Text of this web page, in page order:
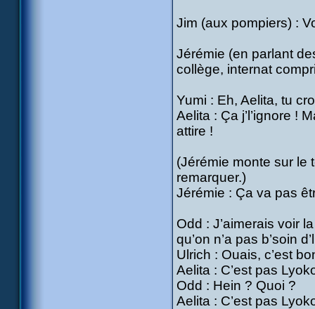
Jim (aux pompiers) :
Jérémie (en parlant
collège, internat
Yumi : Eh, Aelita, tu
Aelita : Ça j’l’ignore !
attire !
(Jérémie monte sur
remarquer.)
Jérémie : Ça va pas
Odd : J’aimerais voir
qu’on n’a pas b’soin
Ulrich : Ouais, c’est
Aelita : C’est pas
Odd : Hein ? Quoi ?
Aelita : C’est pas